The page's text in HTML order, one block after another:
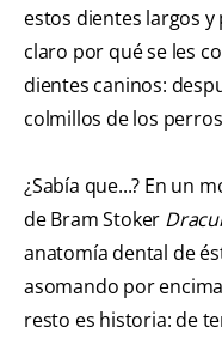
estos dientes largos
claro por qué se les
dientes caninos:
colmillos de los
¿Sabía que...? En un
de Bram Stoker
anatomía dental de
asomando por
resto es historia: de